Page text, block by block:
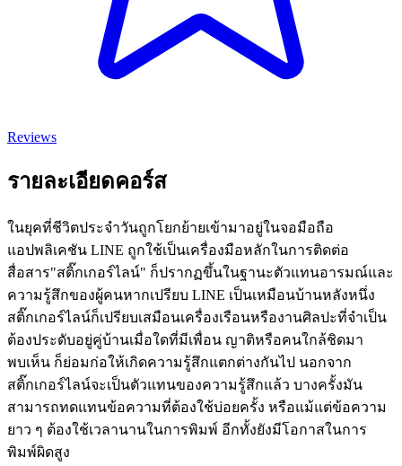
Reviews
รายละเอียดคอร์ส
ในยุคที่ชีวิตประจำวันถูกโยกย้ายเข้ามาอยู่ในจอมือถือ
แอปพลิเคชัน LINE ถูกใช้เป็นเครื่องมือหลักในการติดต่อ
สื่อสาร"สติ๊กเกอร์ไลน์" ก็ปรากฏขึ้นในฐานะตัวแทนอารมณ์และ
ความรู้สึกของผู้คนหากเปรียบ LINE เป็นเหมือนบ้านหลังหนึ่ง
สติ๊กเกอร์ไลน์ก็เปรียบเสมือนเครื่องเรือนหรืองานศิลปะที่จำเป็น
ต้องประดับอยู่คู่บ้านเมื่อใดที่มีเพื่อน ญาติหรือคนใกล้ชิดมา
พบเห็น ก็ย่อมก่อให้เกิดความรู้สึกแตกต่างกันไป นอกจาก
สติ๊กเกอร์ไลน์จะเป็นตัวแทนของความรู้สึกแล้ว บางครั้งมัน
สามารถทดแทนข้อความที่ต้องใช้บ่อยครั้ง หรือแม้แต่ข้อความ
ยาว ๆ ต้องใช้เวลานานในการพิมพ์ อีกทั้งยังมีโอกาสในการ
พิมพ์ผิดสูง